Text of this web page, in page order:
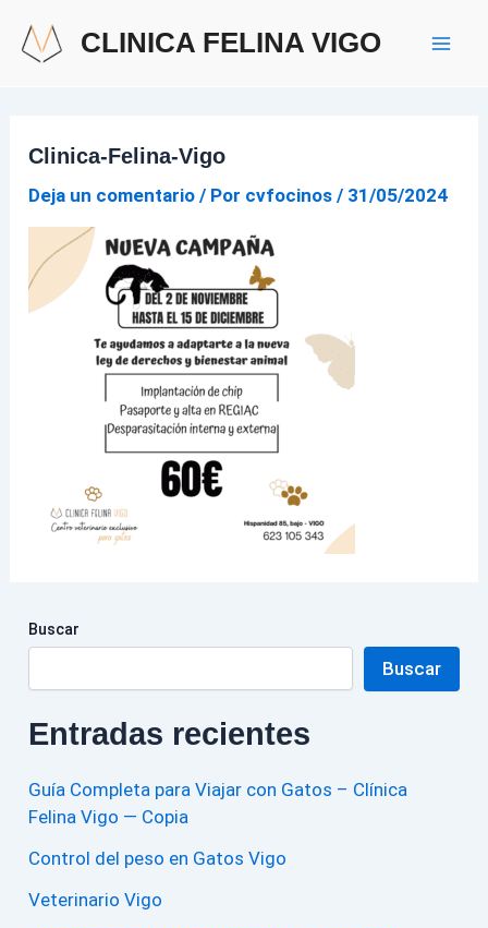
CLINICA FELINA VIGO
Clinica-Felina-Vigo
Deja un comentario / Por cvfocinos/ 31/05/2024
Buscar
Buscar
Entradas recientes
Guía Completa para Viajar con Gatos – Clínica
Felina Vigo — Copia
Control del peso en Gatos Vigo
Veterinario Vigo